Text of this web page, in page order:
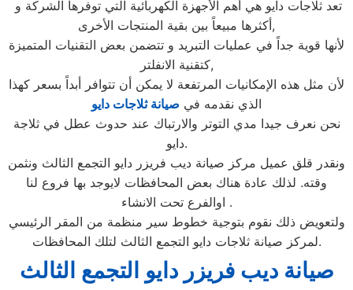
أكثرها مبيعاً بين بقية المنتجات الأخرى,
لأنها قوية جداً في عمليات التبريد و تتضمن بعض التقنيات المتميزة
كتقنية الانفلتر,
لأن مثل هذه الإمكانيات المرتفعة لا يمكن أن تتوافر أبداً بسعر كهذا
الذي نقدمه في صيانة ثلاجات دايو
نحن نعرف جيدا مدي التوتر والارتباك عند حدوث عطل في ثلاجة
دايو.
ونقدر قلق عميل مركز صيانة ديب فريزر دايو التجمع الثالث ونثمن
وقته. لذلك عادة هناك بعض المحافظات لايوجد بها فروع لنا
اوالفرع تحت الانشاء .
ولتعويض ذلك نقوم بتوجية خطوط سير منظمة من المقر الرئيسي
لمركز صيانة ثلاجات دايو التجمع الثالث لتلك المحافظات.
صيانة ديب فريزر دايو التجمع الثالث